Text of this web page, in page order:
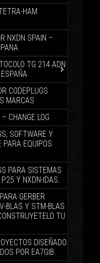
HAM
NXDN SPAIN –
TG 214 ADN
CODEPLUGS
MARCAS
CHANGE LOG
SOFTWARE Y
PARA EQUIPOS
PARA SISTEMAS
Y NXDN-IDAS.
GERBER
BLAS Y STM-BLAS
TU
DISEÑADO
POR EA7GIB.